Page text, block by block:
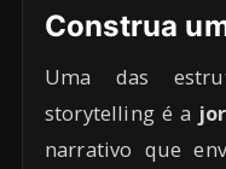
Construa
Uma das
storytelling é a
narrativo que